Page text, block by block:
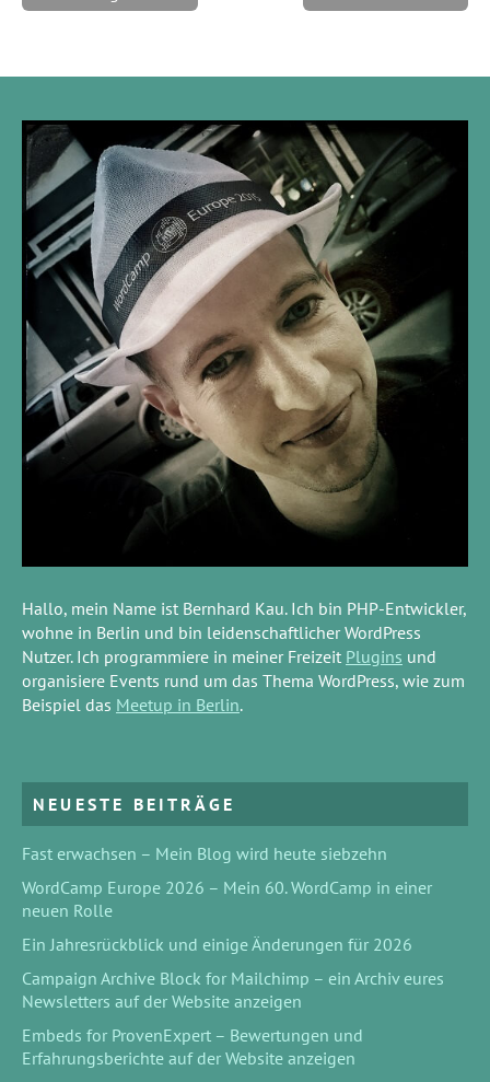
Hallo, mein Name ist Bernhard Kau. Ich bin PHP-Entwickler,
wohne in Berlin und bin leidenschaftlicher WordPress
Nutzer. Ich programmiere in meiner Freizeit Plugins und
organisiere Events rund um das Thema WordPress, wie zum
Beispiel das Meetup in Berlin.
NEUESTE BEITRÄGE
Fast erwachsen – Mein Blog wird heute siebzehn
WordCamp Europe 2026 – Mein 60. WordCamp in einer
neuen Rolle
Ein Jahresrückblick und einige Änderungen für 2026
Campaign Archive Block for Mailchimp – ein Archiv eures
Newsletters auf der Website anzeigen
Embeds for ProvenExpert – Bewertungen und
Erfahrungsberichte auf der Website anzeigen